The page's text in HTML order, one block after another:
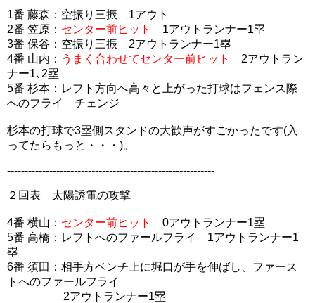
1番 藤森：空振り三振 1アウト
2番 笠原： センター前ヒット
1アウトランナー1塁
3番 保谷：空振り三振 2アウトランナー1塁
4番 山内： うまく合わせてセンター前ヒット
2アウトラン
ナー1､2塁
5番 杉本：レフト方向へ高々と上がった打球はフェンス際
へのフライ チェンジ
杉本の打球で3塁側スタンドの大歓声がすごかったです(入
ってたらもっと・・・)。
-----------------------------------------------------------
２回表 太陽誘電の攻撃
4番 横山： センター前ヒット
0アウトランナー1塁
5番 高橋：レフトへのファールフライ 1アウトランナー1
塁
6番 須田：相手方ベンチ上に堀口が手を伸ばし、ファース
トへのファールフライ
2アウトランナー1塁